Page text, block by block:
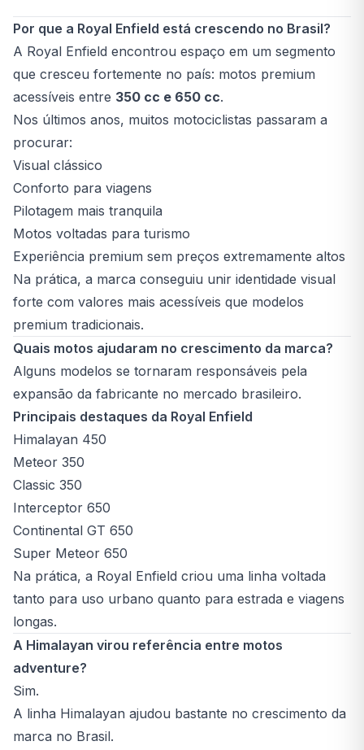
Por que a Royal Enfield está crescendo no Brasil?
A Royal Enfield encontrou espaço em um segmento
que cresceu fortemente no país: motos premium
acessíveis entre 350 cc e 650 cc.
Nos últimos anos, muitos motociclistas passaram a
procurar:
Visual clássico
Conforto para viagens
Pilotagem mais tranquila
Motos voltadas para turismo
Experiência premium sem preços extremamente altos
Na prática, a marca conseguiu unir identidade visual
forte com valores mais acessíveis que modelos
premium tradicionais.
Quais motos ajudaram no crescimento da marca?
Alguns modelos se tornaram responsáveis pela
expansão da fabricante no mercado brasileiro.
Principais destaques da Royal Enfield
Himalayan 450
Meteor 350
Classic 350
Interceptor 650
Continental GT 650
Super Meteor 650
Na prática, a Royal Enfield criou uma linha voltada
tanto para uso urbano quanto para estrada e viagens
longas.
A Himalayan virou referência entre motos
adventure?
Sim.
A linha Himalayan ajudou bastante no crescimento da
marca no Brasil.